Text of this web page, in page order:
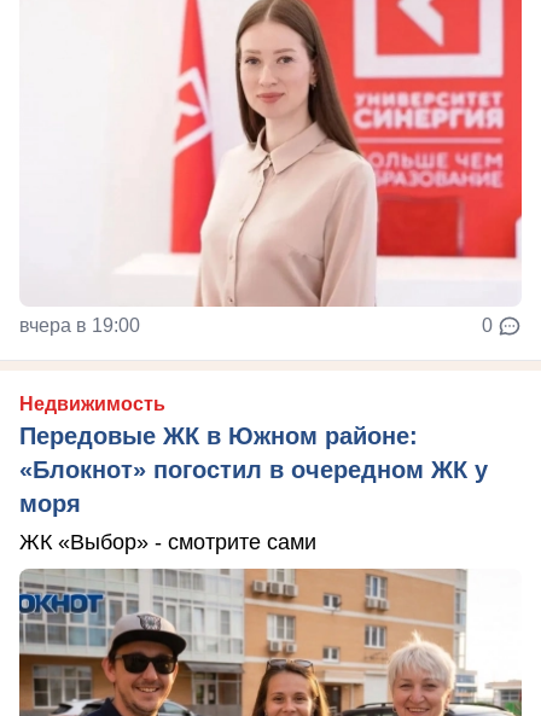
вчера в 19:00 0
Недвижимость
Передовые ЖК в Южном районе:
«Блокнот» погостил в очередном ЖК у
моря
ЖК «Выбор» - смотрите сами